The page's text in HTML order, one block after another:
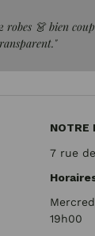
robes 👗 bien
NOTRE
7 rue
19h00